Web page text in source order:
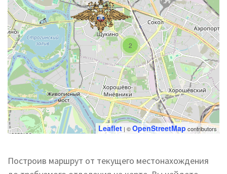
2
Leaflet| ©OpenStreetMap contributors
Построив маршрут от текущего местонахождения